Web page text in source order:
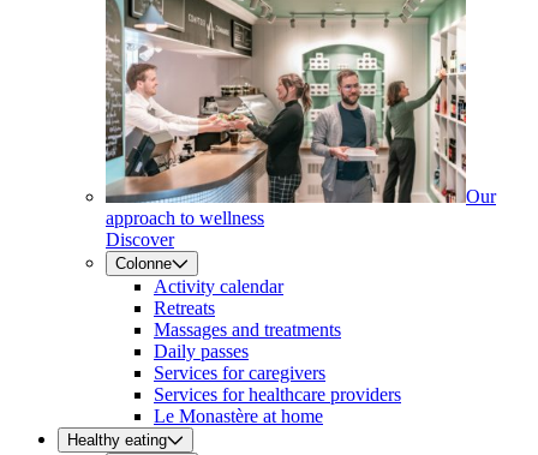
Our
approach to wellness
Discover
Colonne
Activity calendar
Retreats
Massages and treatments
Daily passes
Services for caregivers
Services for healthcare providers
Le Monastère at home
Healthy eating